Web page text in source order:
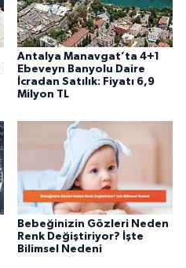
Antalya Manavgat’ta 4+1
Ebeveyn Banyolu Daire
İcradan Satılık: Fiyatı 6,9
Milyon TL
Bebeğinizin Gözleri Neden
Renk Değiştiriyor? İşte
Bilimsel Nedeni